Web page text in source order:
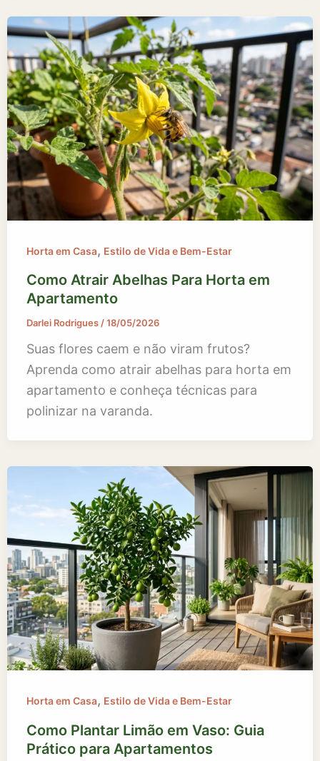
Horta em Casa, Estilo de Vida e Bem-Estar
Como Atrair Abelhas Para Horta em
Apartamento
Darlei Rodrigues/18/05/2026
Suas flores caem e não viram frutos?
Aprenda como atrair abelhas para horta em
apartamento e conheça técnicas para
polinizar na varanda.
Horta em Casa, Estilo de Vida e Bem-Estar
Como Plantar Limão em Vaso: Guia
Prático para Apartamentos